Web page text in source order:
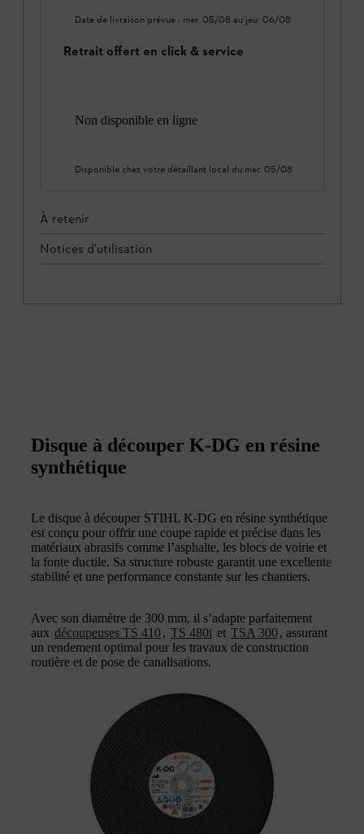
Date de livraison prévue : mer. 05/08 au jeu. 06/08
Retrait offert en click & service
Non disponible en ligne
Disponible chez votre détaillant local du mer. 05/08
À retenir
Notices d'utilisation
Disque à découper K‑DG en résine
synthétique
Le disque à découper STIHL K‑DG en résine synthétique
est conçu pour offrir une coupe rapide et précise dans les
matériaux abrasifs comme l’asphalte, les blocs de voirie et
la fonte ductile. Sa structure robuste garantit une excellente
stabilité et une performance constante sur les chantiers.
Avec son diamètre de 300 mm, il s’adapte parfaitement
aux découpeuses TS 410, TS 480i et TSA 300, assurant
un rendement optimal pour les travaux de construction
routière et de pose de canalisations.